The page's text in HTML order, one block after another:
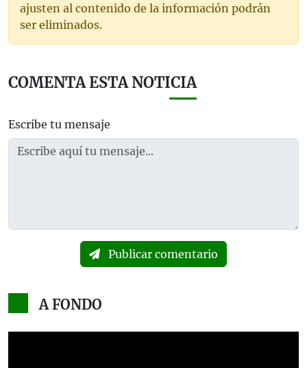
ajusten al contenido de la información podrán
ser eliminados.
COMENTA ESTA NOTICIA
Escribe tu mensaje
Publicar comentario
A FONDO